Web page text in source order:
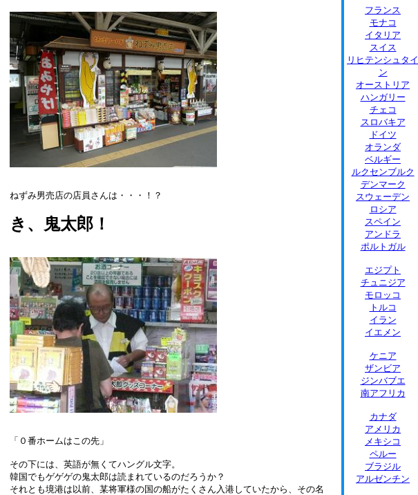
ねずみ男売店の店員さんは・・・！？
き、鬼太郎！
「０番ホームはこの先」
その下には、英語が無くてハングル文字。
韓国でもゲゲゲの鬼太郎は読まれているのだろうか？
それとも境港は以前、某将軍様の国の船がたくさん入港していたから、その名
フランス
モナコ
イタリア
スイス
リヒテンシュタイ
ン
オーストリア
ハンガリー
チェコ
スロバキア
ドイツ
オランダ
ベルギー
ルクセンブルク
デンマーク
スウェーデン
ロシア
スペイン
アンドラ
ポルトガル
エジプト
チュニジア
モロッコ
トルコ
イラン
イエメン
ケニア
ザンビア
ジンバブエ
南アフリカ
カナダ
アメリカ
メキシコ
ペルー
ブラジル
アルゼンチン